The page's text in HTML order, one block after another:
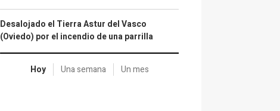
Desalojado el Tierra Astur del Vasco
(Oviedo) por el incendio de una parrilla
Hoy Una semana Un mes